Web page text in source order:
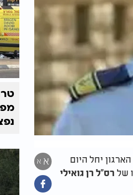
א א
הארגון יחל היום
של רס"ל רן גואילי